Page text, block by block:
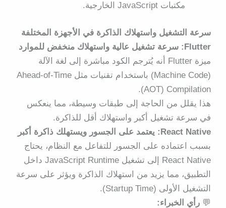
مكتبات JavaScript الخارجية.
سرعة التشغيل واستهلاك الذاكرة في الأجهزة المختلفة
Flutter: سرعة تشغيل عالية واستهلاك منخفض للموارد
ميزة Flutter أنه
يُترجم الكود مباشرة إلى لغة الآلة
(Machine Code)
باستخدام تقنيات مثل Ahead-of-Time
(AOT) Compilation.
هذا يقلل من الحاجة إلى طبقات وسيطة، مما ينعكس
في سرعة تشغيل أكبر و استهلاك أقل للذاكرة.
React Native: يعتمد على الجسور ويستهلك ذاكرة أكبر
بسبب اعتماده على الجسور للتفاعل مع النظام، يحتاج
React Native إلى تشغيل JavaScript Runtime داخل
التطبيق، مما يزيد من استهلاك الذاكرة ويؤثر على سرعة
التشغيل الأولى (Startup Time).
💬 رأي الخبراء: